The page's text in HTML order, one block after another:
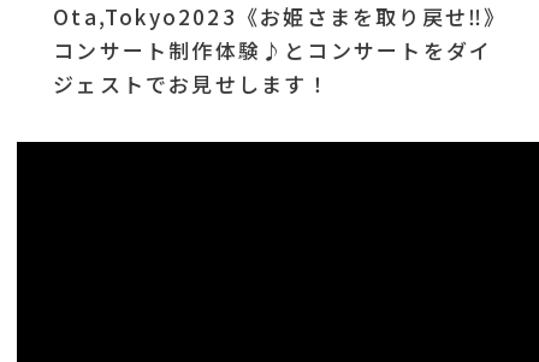
Ota,Tokyo2023《お姫さまを取り戻せ‼》
コンサート制作体験♪とコンサートをダイ
ジェストでお見せします！